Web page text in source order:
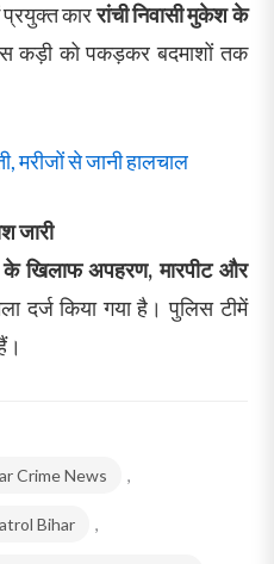
प्रयुक्त काररांची निवासी मुकेश के
कड़ी को पकड़कर बदमाशों तक
मरीजों से जानी हालचाल
जारी
के खिलाफ अपहरण, मारपीट और
दर्ज किया गया है। पुलिस टीमें
Crime News ,
Bihar ,